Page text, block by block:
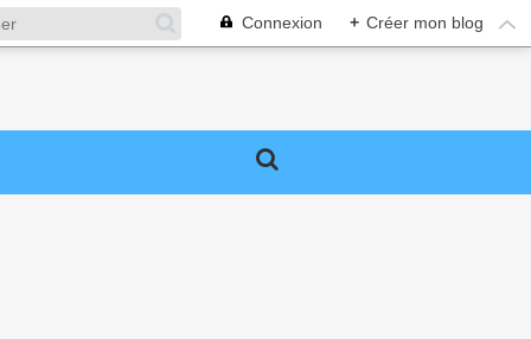
Connexion + Créer mon blog